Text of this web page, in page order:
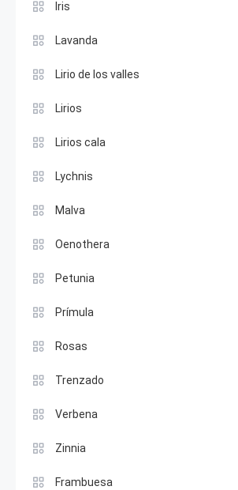
Iris
Lavanda
Lirio de los valles
Lirios
Lirios cala
Lychnis
Malva
Oenothera
Petunia
Prímula
Rosas
Trenzado
Verbena
Zinnia
Frambuesa